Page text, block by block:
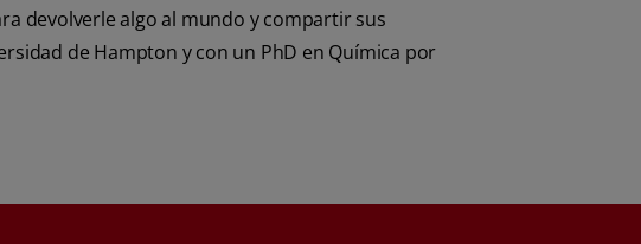
devolverle algo al mundo y compartir sus
de Hampton y con un PhD en Química por